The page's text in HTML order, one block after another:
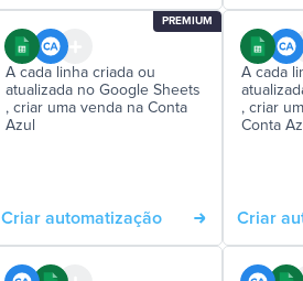
PREMIUM
A cada linha criada ou
atualizada no Google Sheets
, criar uma venda na Conta
Azul
Criar automatização
A cada
, criar
Conta
Criar